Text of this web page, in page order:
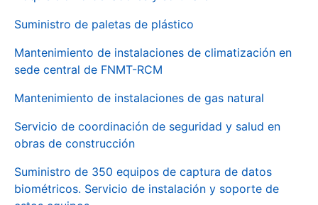
Suministro de paletas de plástico
Mantenimiento de instalaciones de climatización en
sede central de FNMT-RCM
Mantenimiento de instalaciones de gas natural
Servicio de coordinación de seguridad y salud en
obras de construcción
Suministro de 350 equipos de captura de datos
biométricos. Servicio de instalación y soporte de